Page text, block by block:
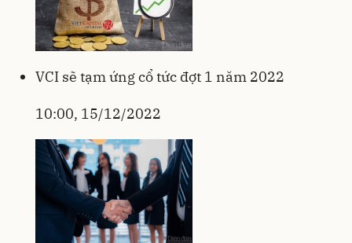
VCI sẽ tạm ứng cổ tức đợt 1 năm 2022
10:00, 15/12/2022